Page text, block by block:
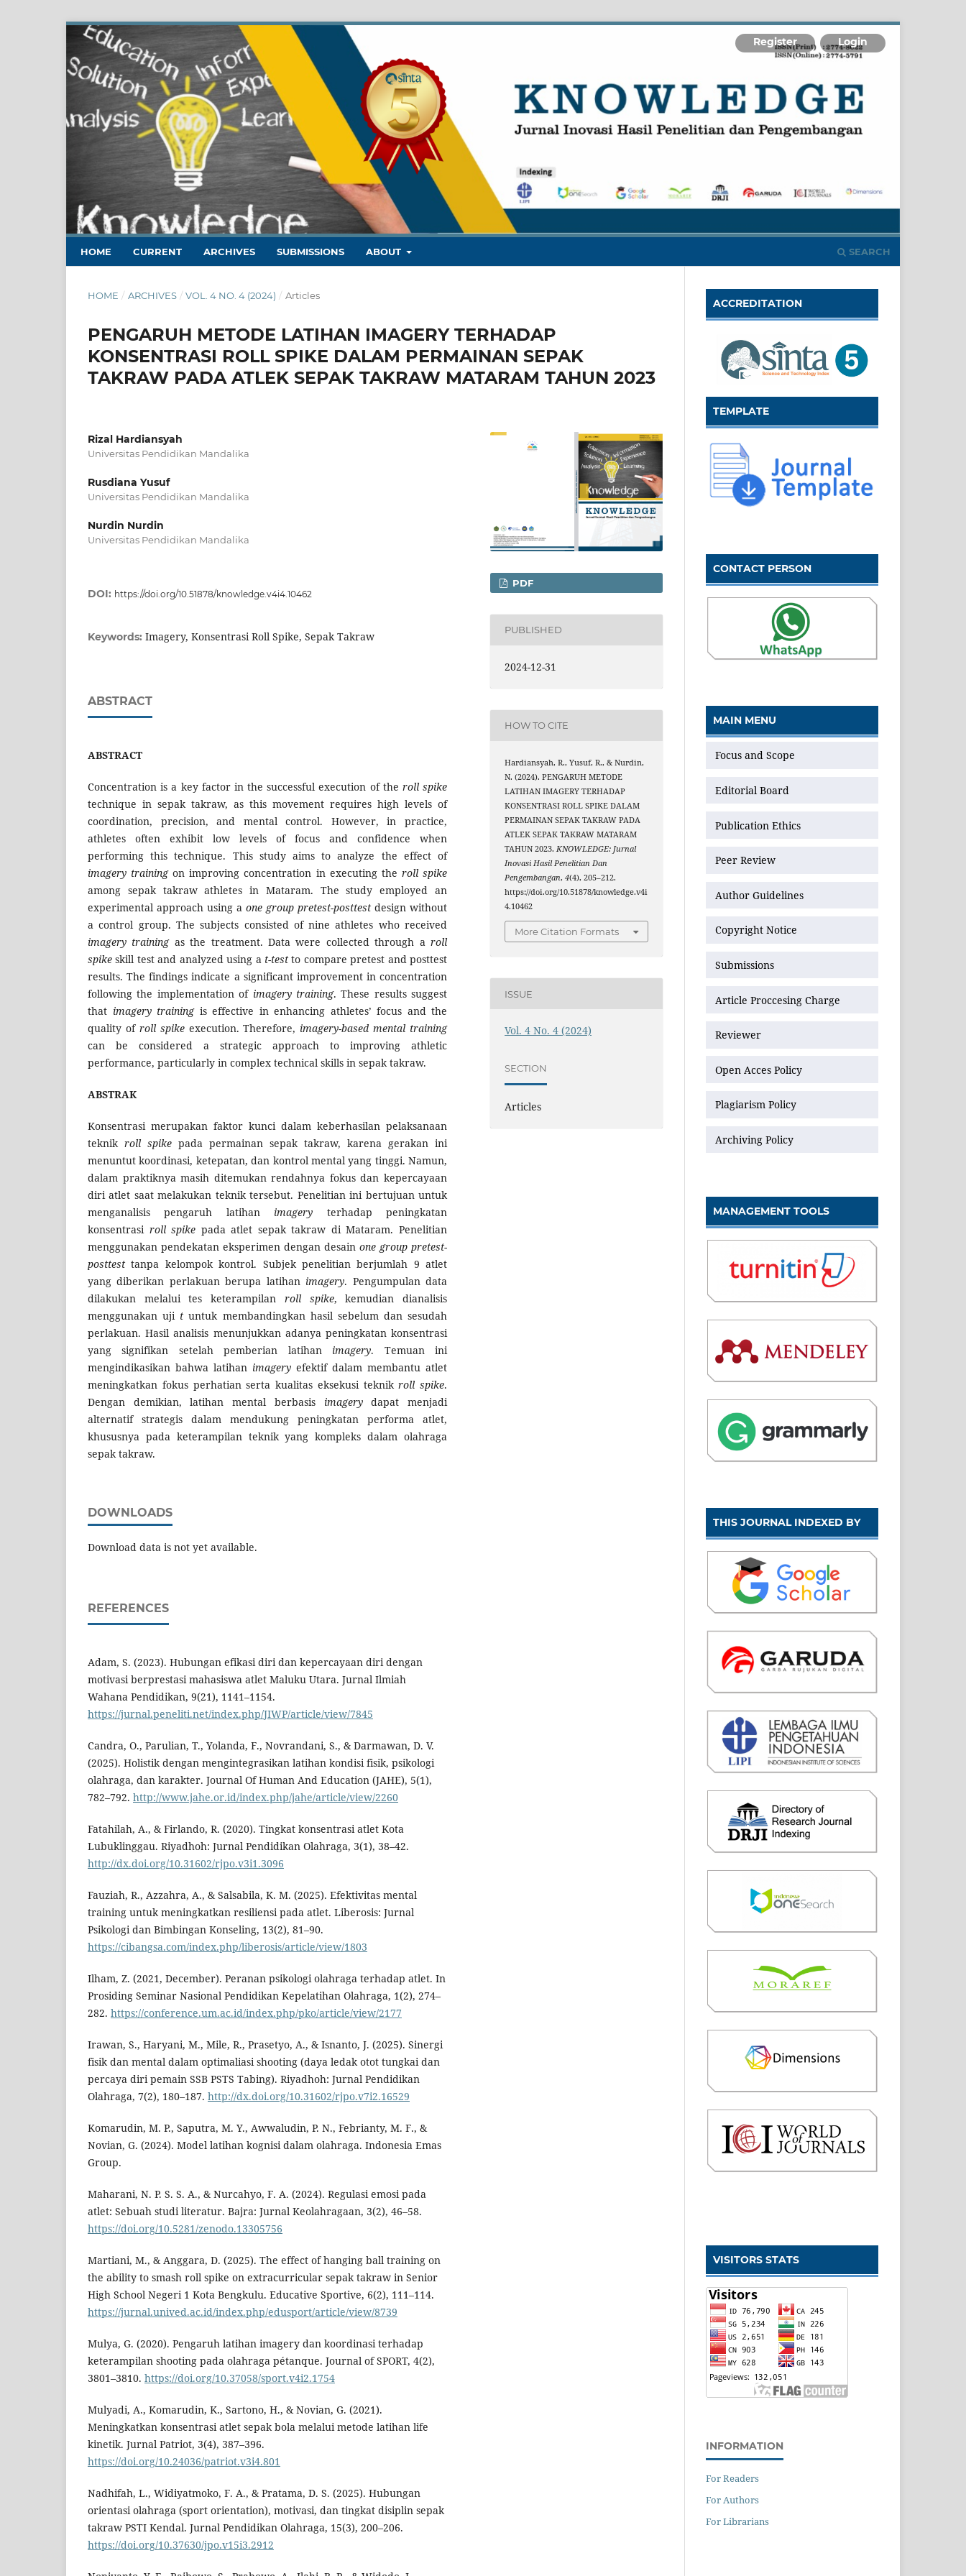
HOME CURRENT ARCHIVES SUBMISSIONS ABOUT SEARCH
Register Login
HOME / ARCHIVES / VOL. 4 NO. 4 (2024) / Articles
PENGARUH METODE LATIHAN IMAGERY TERHADAP
KONSENTRASI ROLL SPIKE DALAM PERMAINAN SEPAK
TAKRAW PADA ATLEK SEPAK TAKRAW MATARAM TAHUN 2023
Rizal Hardiansyah
Universitas Pendidikan Mandalika
Rusdiana Yusuf
Universitas Pendidikan Mandalika
Nurdin Nurdin
Universitas Pendidikan Mandalika
DOI: https://doi.org/10.51878/knowledge.v4i4.10462
Keywords: Imagery, Konsentrasi Roll Spike, Sepak Takraw
ABSTRACT
ABSTRACT
Concentration is a key factor in the successful execution of the roll spike
technique in sepak takraw, as this movement requires high levels of
coordination, precision, and mental control. However, in practice,
athletes often exhibit low levels of focus and confidence when
performing this technique. This study aims to analyze the effect of
imagery trainingon improving concentration in executing the roll spike
among sepak takraw athletes in Mataram. The study employed an
experimental approach using a one group pretest-posttest design without
a control group. The subjects consisted of nine athletes who received
imagery trainingas the treatment. Data were collected through aroll
spike skill test and analyzed using a t-testto compare pretest and posttest
results. The findings indicate a significant improvement in concentration
following the implementation of imagery training. These results suggest
that imagery trainingis effective in enhancing athletes’ focus and the
quality of roll spikeexecution. Therefore, imagery-based mental training
can be considered a strategic approach to improving athletic
performance, particularly in complex technical skills in sepak takraw.
ABSTRAK
Konsentrasi merupakan faktor kunci dalam keberhasilan pelaksanaan
teknik roll spike pada permainan sepak takraw, karena gerakan ini
menuntut koordinasi, ketepatan, dan kontrol mental yang tinggi. Namun,
dalam praktiknya masih ditemukan rendahnya fokus dan kepercayaan
diri atlet saat melakukan teknik tersebut. Penelitian ini bertujuan untuk
menganalisis pengaruh latihan imagery terhadap peningkatan
konsentrasi roll spike pada atlet sepak takraw di Mataram. Penelitian
menggunakan pendekatan eksperimen dengan desain one group pretest-
posttest tanpa kelompok kontrol. Subjek penelitian berjumlah 9 atlet
yang diberikan perlakuan berupa latihan imagery. Pengumpulan data
dilakukan melalui tes keterampilan roll spike, kemudian dianalisis
menggunakan uji t untuk membandingkan hasil sebelum dan sesudah
perlakuan. Hasil analisis menunjukkan adanya peningkatan konsentrasi
yang signifikan setelah pemberian latihan imagery. Temuan ini
mengindikasikan bahwa latihan imagery efektif dalam membantu atlet
meningkatkan fokus perhatian serta kualitas eksekusi teknikroll spike.
Dengan demikian, latihan mental berbasis imagerydapat menjadi
alternatif strategis dalam mendukung peningkatan performa atlet,
khususnya pada keterampilan teknik yang kompleks dalam olahraga
sepak takraw.
DOWNLOADS
Download data is not yet available.
REFERENCES
Adam, S. (2023). Hubungan efikasi diri dan kepercayaan diri dengan
motivasi berprestasi mahasiswa atlet Maluku Utara. Jurnal Ilmiah
Wahana Pendidikan, 9(21), 1141–1154.
https://jurnal.peneliti.net/index.php/JIWP/article/view/7845
Candra, O., Parulian, T., Yolanda, F., Novrandani, S., & Darmawan, D. V.
(2025). Holistik dengan mengintegrasikan latihan kondisi fisik, psikologi
olahraga, dan karakter. Journal Of Human And Education (JAHE), 5(1),
782–792. http://www.jahe.or.id/index.php/jahe/article/view/2260
Fatahilah, A., & Firlando, R. (2020). Tingkat konsentrasi atlet Kota
Lubuklinggau. Riyadhoh: Jurnal Pendidikan Olahraga, 3(1), 38–42.
http://dx.doi.org/10.31602/rjpo.v3i1.3096
Fauziah, R., Azzahra, A., & Salsabila, K. M. (2025). Efektivitas mental
training untuk meningkatkan resiliensi pada atlet. Liberosis: Jurnal
Psikologi dan Bimbingan Konseling, 13(2), 81–90.
https://cibangsa.com/index.php/liberosis/article/view/1803
Ilham, Z. (2021, December). Peranan psikologi olahraga terhadap atlet. In
Prosiding Seminar Nasional Pendidikan Kepelatihan Olahraga, 1(2), 274–
282. https://conference.um.ac.id/index.php/pko/article/view/2177
Irawan, S., Haryani, M., Mile, R., Prasetyo, A., & Isnanto, J. (2025). Sinergi
fisik dan mental dalam optimaliasi shooting (daya ledak otot tungkai dan
percaya diri pemain SSB PSTS Tabing). Riyadhoh: Jurnal Pendidikan
Olahraga, 7(2), 180–187. http://dx.doi.org/10.31602/rjpo.v7i2.16529
Komarudin, M. P., Saputra, M. Y., Awwaludin, P. N., Febrianty, M. F., &
Novian, G. (2024). Model latihan kognisi dalam olahraga. Indonesia Emas
Group.
Maharani, N. P. S. S. A., & Nurcahyo, F. A. (2024). Regulasi emosi pada
atlet: Sebuah studi literatur. Bajra: Jurnal Keolahragaan, 3(2), 46–58.
https://doi.org/10.5281/zenodo.13305756
Martiani, M., & Anggara, D. (2025). The effect of hanging ball training on
the ability to smash roll spike on extracurricular sepak takraw in Senior
High School Negeri 1 Kota Bengkulu. Educative Sportive, 6(2), 111–114.
https://jurnal.unived.ac.id/index.php/edusport/article/view/8739
Mulya, G. (2020). Pengaruh latihan imagery dan koordinasi terhadap
keterampilan shooting pada olahraga pétanque. Journal of SPORT, 4(2),
3801–3810. https://doi.org/10.37058/sport.v4i2.1754
Mulyadi, A., Komarudin, K., Sartono, H., & Novian, G. (2021).
Meningkatkan konsentrasi atlet sepak bola melalui metode latihan life
kinetik. Jurnal Patriot, 3(4), 387–396.
https://doi.org/10.24036/patriot.v3i4.801
Nadhifah, L., Widiyatmoko, F. A., & Pratama, D. S. (2025). Hubungan
orientasi olahraga (sport orientation), motivasi, dan tingkat disiplin sepak
takraw PSTI Kendal. Jurnal Pendidikan Olahraga, 15(3), 200–206.
https://doi.org/10.37630/jpo.v15i3.2912
PDF
PUBLISHED
2024-12-31
HOW TO CITE
Hardiansyah, R., Yusuf, R., & Nurdin,
N. (2024). PENGARUH METODE
LATIHAN IMAGERY TERHADAP
KONSENTRASI ROLL SPIKE DALAM
PERMAINAN SEPAK TAKRAW PADA
ATLEK SEPAK TAKRAW MATARAM
TAHUN 2023. KNOWLEDGE: Jurnal
Inovasi Hasil Penelitian Dan
Pengembangan,4(4), 205–212.
https://doi.org/10.51878/knowledge.v4i
4.10462
More Citation Formats
ISSUE
Vol. 4 No. 4 (2024)
SECTION
Articles
ACCREDITATION
TEMPLATE
CONTACT PERSON
MAIN MENU
Focus and Scope
Editorial Board
Publication Ethics
Peer Review
Author Guidelines
Copyright Notice
Submissions
Article Proccesing Charge
Reviewer
Open Acces Policy
Plagiarism Policy
Archiving Policy
MANAGEMENT TOOLS
THIS JOURNAL INDEXED BY
VISITORS STATS
INFORMATION
For Readers
For Authors
For Librarians